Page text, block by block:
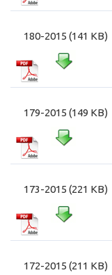
180-2015 (141 KB)
179-2015 (149 KB)
173-2015 (221 KB)
172-2015 (211 KB)